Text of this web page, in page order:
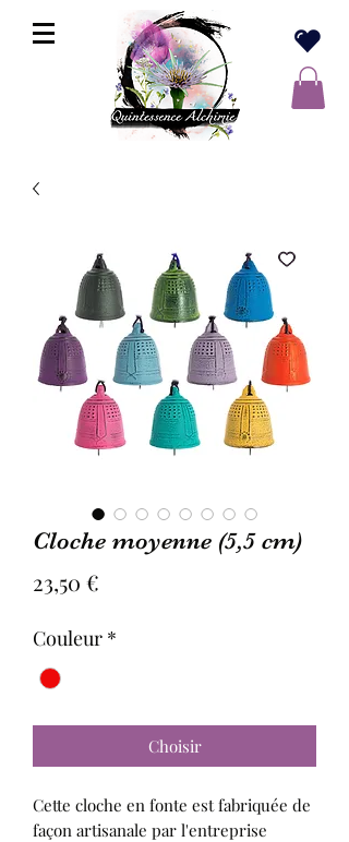
Cloche moyenne (5,5 cm)
23,50 €
Couleur *
Choisir
Cette cloche en fonte est fabriquée de
façon artisanale par l'entreprise